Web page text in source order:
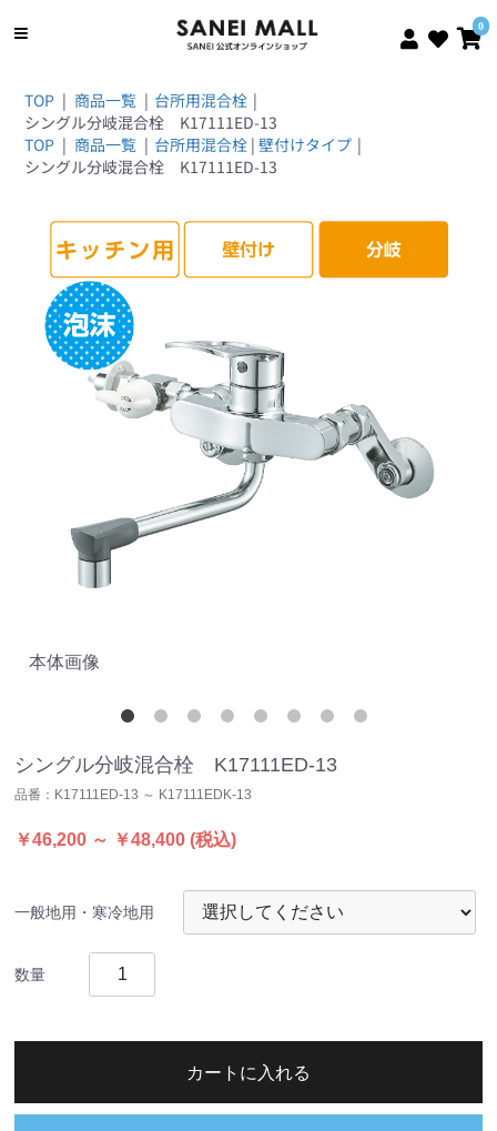
0
TOP | 商品一覧 | 台所用混合栓 |
シングル分岐混合栓 K17111ED-13
TOP | 商品一覧 | 台所用混合栓 | 壁付けタイプ |
シングル分岐混合栓 K17111ED-13
本体画像
シングル分岐混合栓 K17111ED-13
品番： K17111ED-13 ～ K17111EDK-13
￥46,200 ～ ￥48,400 (税込)
一般地用・寒冷地用
数量
カートに入れる